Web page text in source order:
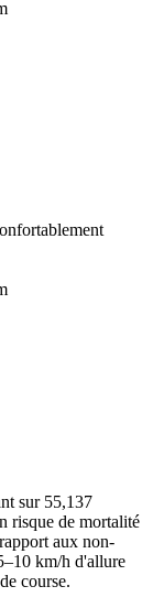
sur 55,137
risque de mortalité
aux non-
km/h d'allure
course.